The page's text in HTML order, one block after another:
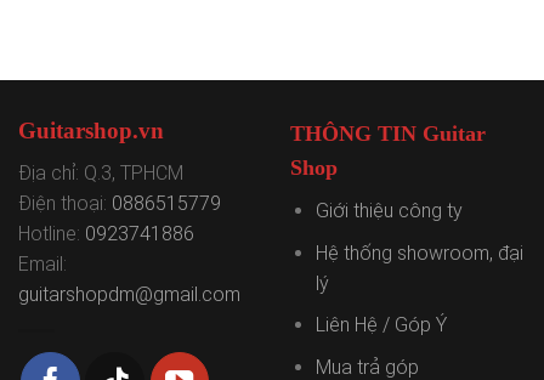
Guitarshop.vn
Địa chỉ: Q.3, TPHCM
Điện thoại: 0886515779
Hotline: 0923741886
Email:
guitarshopdm@gmail.com
THÔNG TIN Guitar
Shop
Giới thiệu công ty
Hệ thống showroom, đại
lý
Liên Hệ / Góp Ý
Mua trả góp